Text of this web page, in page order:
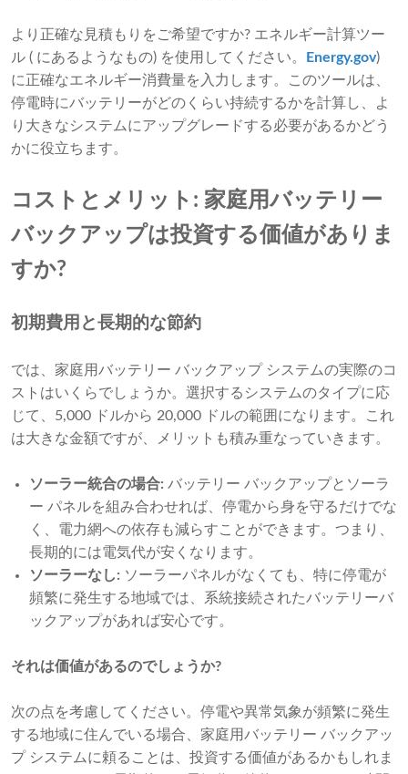
より正確な見積もりをご希望ですか? エネルギー計算ツー
ル ( にあるようなもの) を使用してください。
Energy.gov)
に正確なエネルギー消費量を入力します。このツールは、
停電時にバッテリーがどのくらい持続するかを計算し、よ
り大きなシステムにアップグレードする必要があるかどう
かに役立ちます。
コストとメリット: 家庭用バッテリー
バックアップは投資する価値がありま
すか?
初期費用と長期的な節約
では、家庭用バッテリー バックアップ システムの実際のコ
ストはいくらでしょうか。選択するシステムのタイプに応
じて、5,000 ドルから 20,000 ドルの範囲になります。これ
は大きな金額ですが、メリットも積み重なっていきます。
ソーラー統合の場合: バッテリー バックアップとソーラ
ー パネルを組み合わせれば、停電から身を守るだけでな
く、電力網への依存も減らすことができます。つまり、
長期的には電気代が安くなります。
ソーラーなし: ソーラーパネルがなくても、特に停電が
頻繁に発生する地域では、系統接続されたバッテリーバ
ックアップがあれば安心です。
それは価値があるのでしょうか?
次の点を考慮してください。停電や異常気象が頻繁に発生
する地域に住んでいる場合、家庭用バッテリー バックアッ
プ システムに頼ることは、投資する価値があるかもしれま